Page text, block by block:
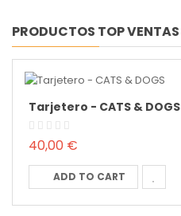
PRODUCTOS TOP VENTAS
Tarjetero - CATS & DOGS
40,00 €
ADD TO CART